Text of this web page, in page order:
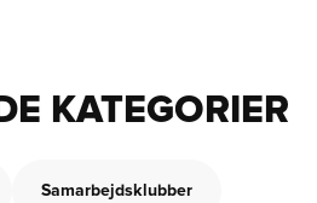
KATEGORIER
Samarbejdsklubber